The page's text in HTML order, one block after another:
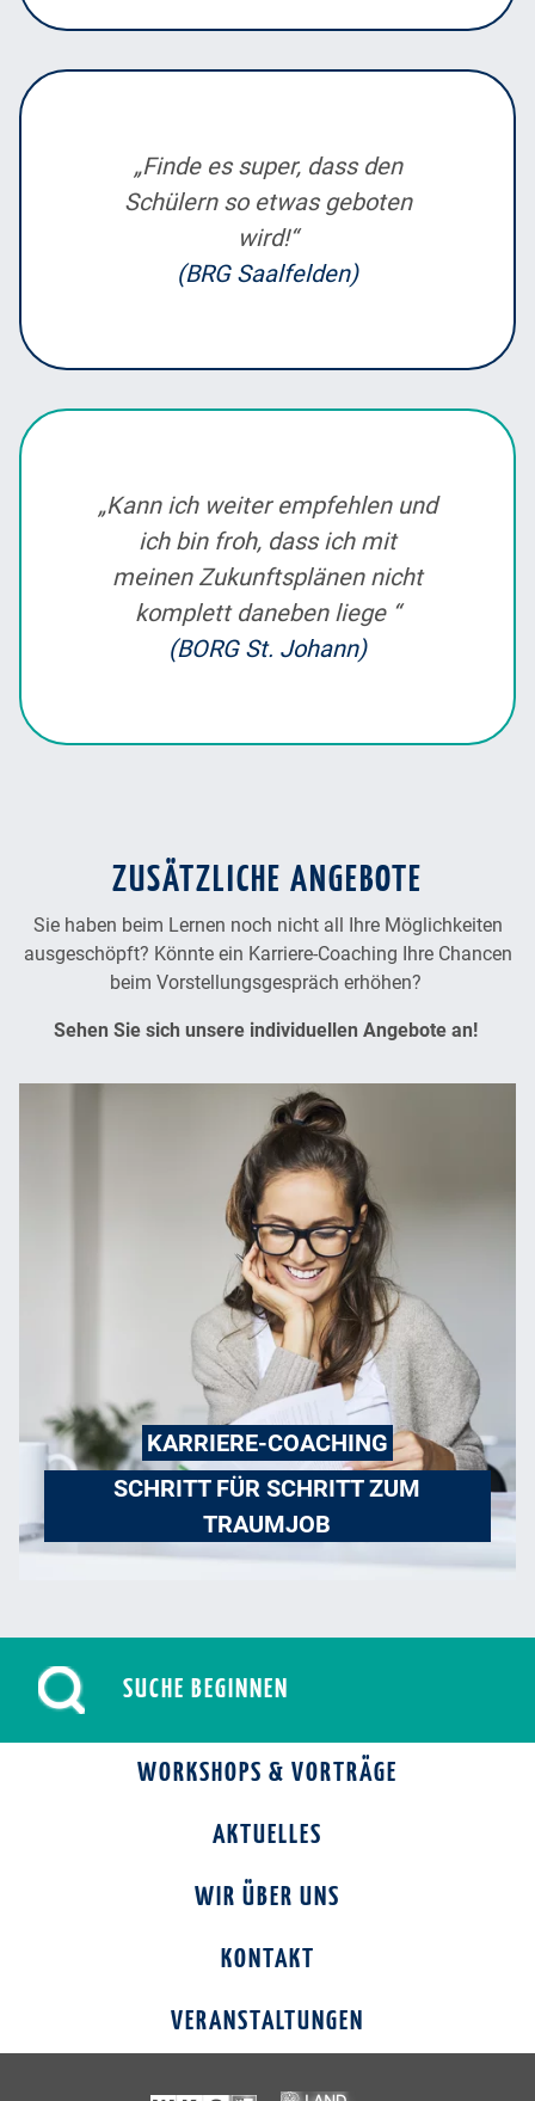
„Finde es super, dass den
Schülern so etwas geboten
wird!“
(BRG Saalfelden)
„Kann ich weiter empfehlen und
ich bin froh, dass ich mit
meinen Zukunftsplänen nicht
komplett daneben liege “
(BORG St. Johann)
ZUSÄTZLICHE ANGEBOTE
Sie haben beim Lernen noch nicht all Ihre Möglichkeiten
ausgeschöpft? Könnte ein Karriere-Coaching Ihre Chancen
beim Vorstellungsgespräch erhöhen?
Sehen Sie sich unsere individuellen Angebote an!
KARRIERE-COACHING
SCHRITT FÜR SCHRITT ZUM
TRAUMJOB
WORKSHOPS & VORTRÄGE
AKTUELLES
WIR ÜBER UNS
KONTAKT
VERANSTALTUNGEN